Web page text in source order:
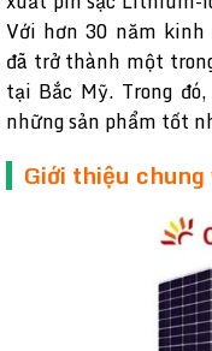
Với hơn 30 năm kinh
đã trở thành một
tại Bắc Mỹ. Trong
những sản phẩm tốt
Giới thiệu